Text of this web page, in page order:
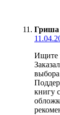
Гриша
Ищите
выбора
книгу